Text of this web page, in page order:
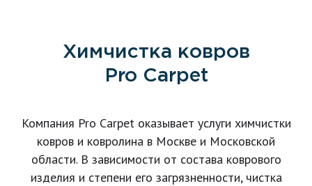
Химчистка ковров
Pro Carpet
Компания Pro Carpet оказывает услуги химчистки
ковров и ковролина в Москве и Московской
области. В зависимости от состава коврового
изделия и степени его загрязненности, чистка